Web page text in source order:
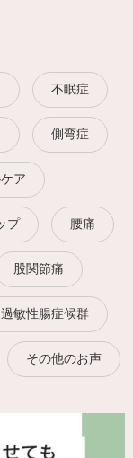
不眠症
側弯症
ア
プ 腰痛
股関節痛
過敏性腸症候群
その他のお声